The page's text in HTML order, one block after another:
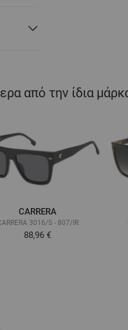
από την ίδια
CARRERA
3016/S - 807/IR
88,96 €